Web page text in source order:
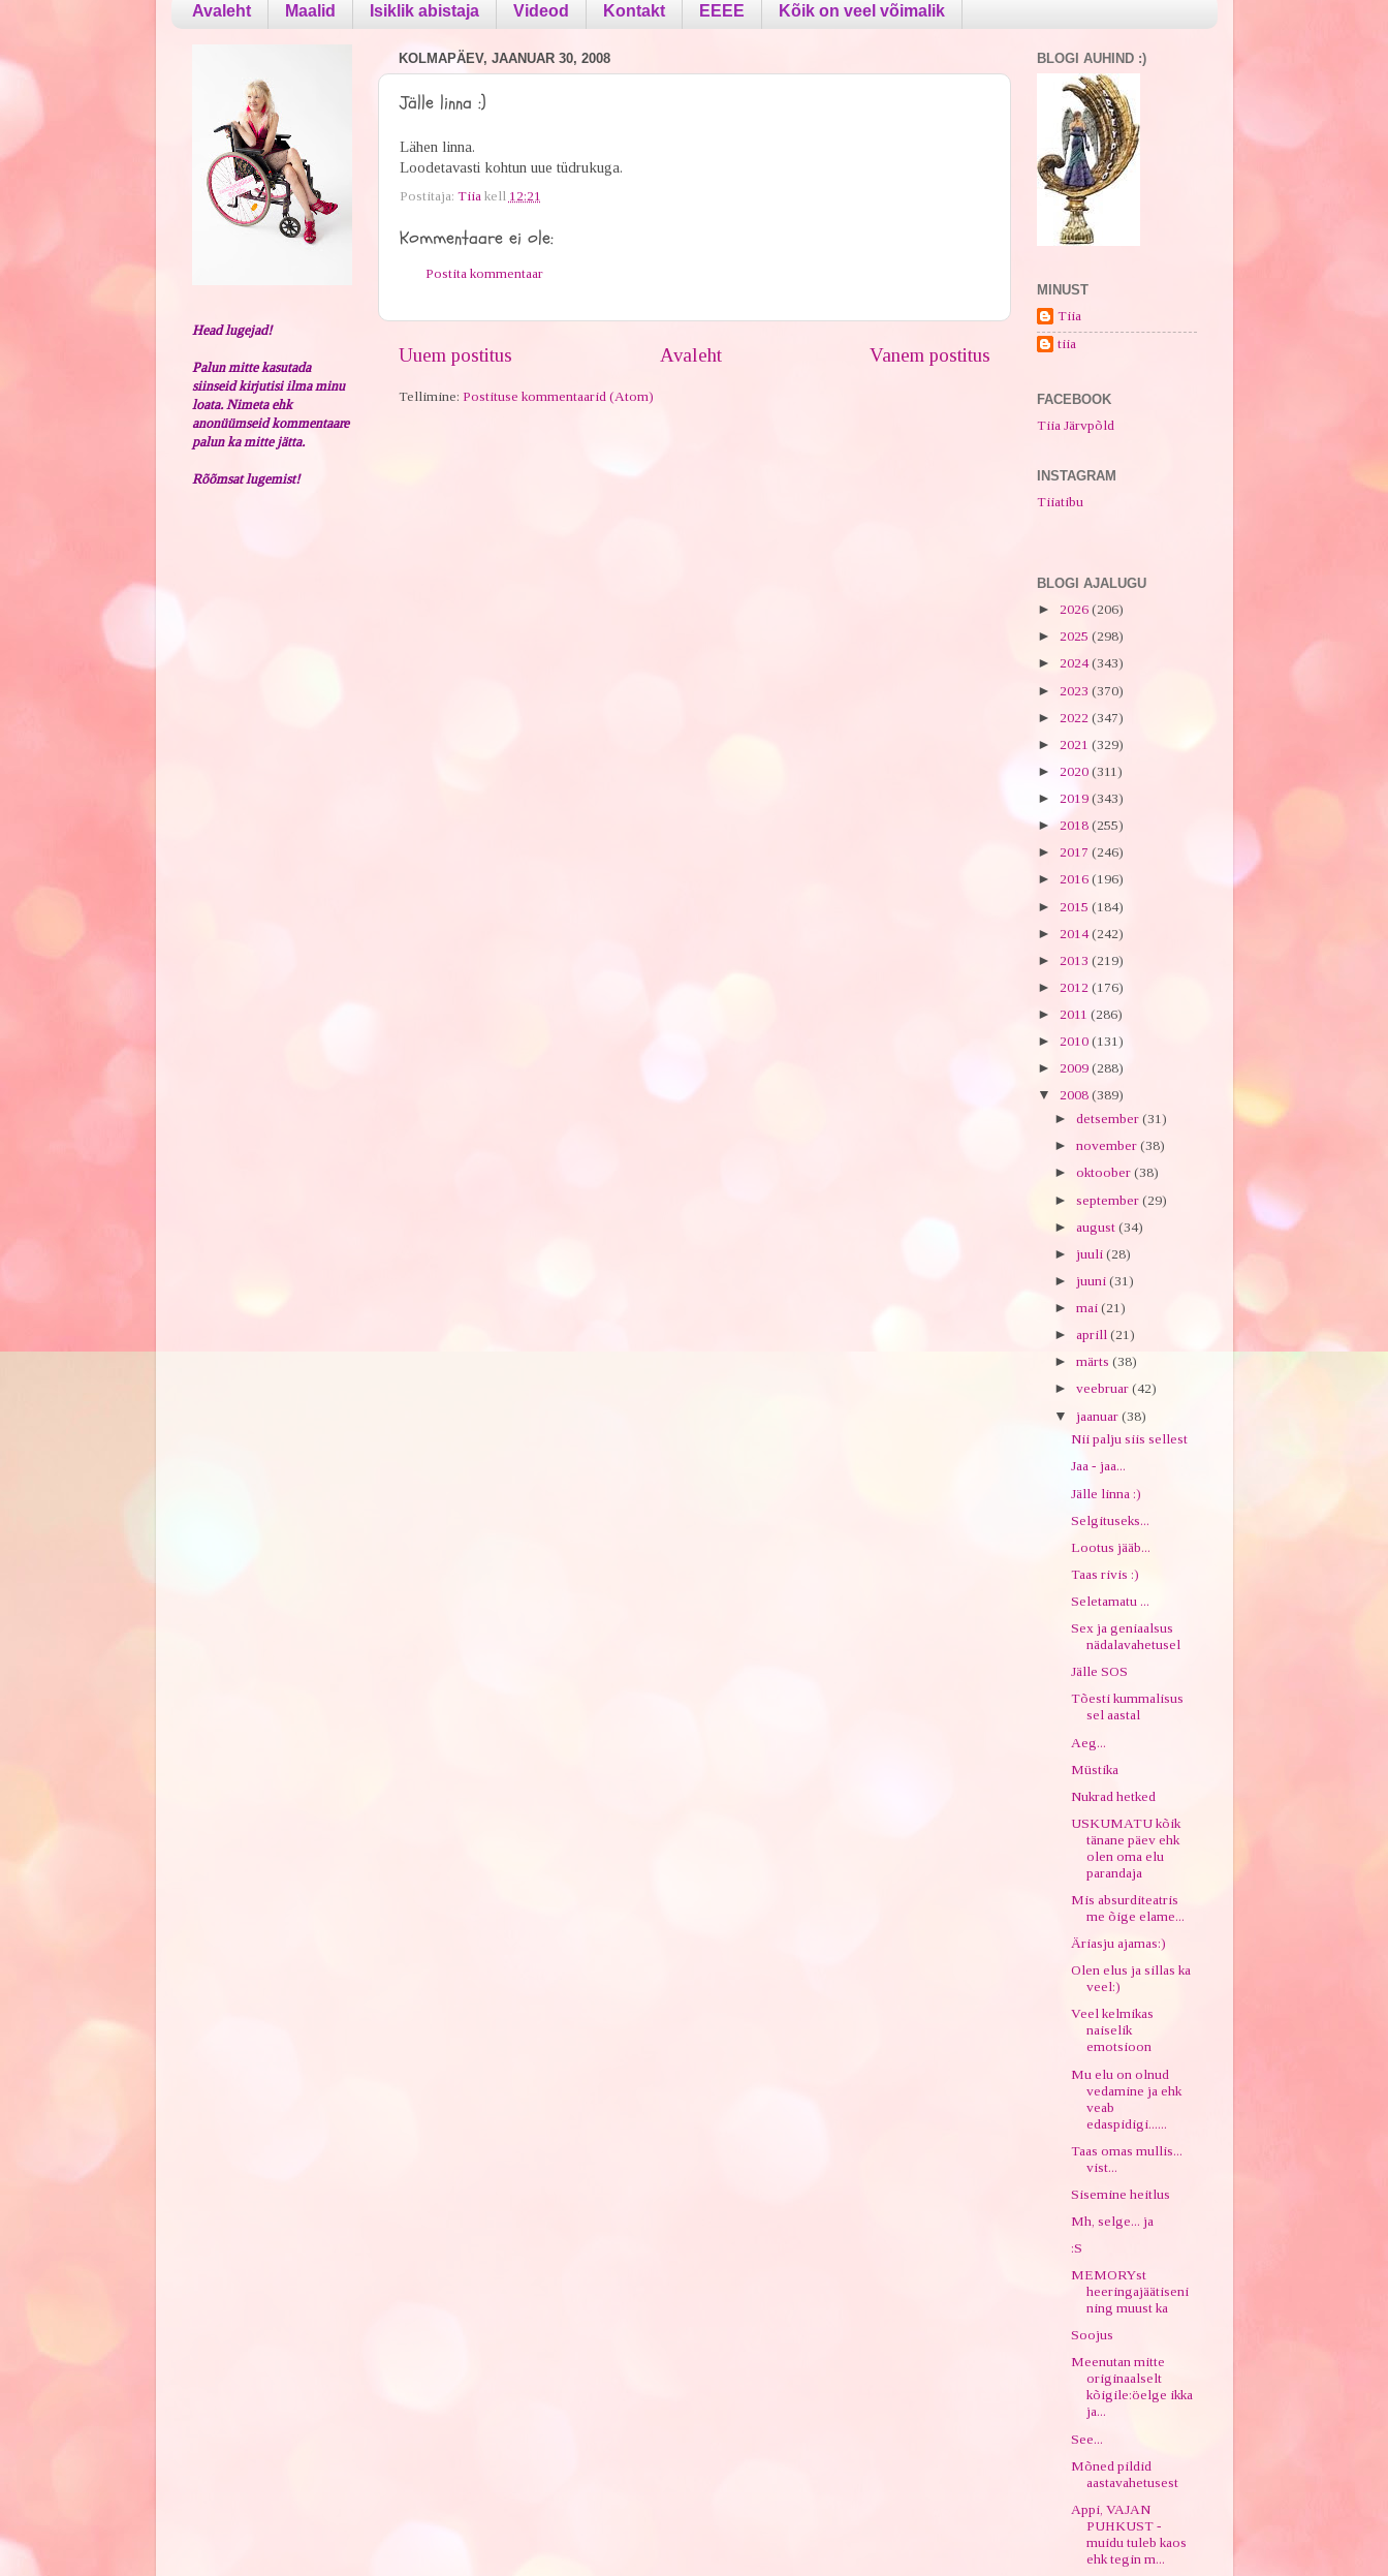
Avaleht Maalid Isiklik abistaja Videod Kontakt EEEE Kõik on veel võimalik
KOLMAPÄEV, JAANUAR 30, 2008
Jälle linna :)
Lähen linna.
Loodetavasti kohtun uue tüdrukuga.
Postitaja: Tiia kell 12:21
Kommentaare ei ole:
Postita kommentaar
Uuem postitus Vanem postitus
Avaleht
Tellimine: Postituse kommentaarid (Atom)
Head lugejad!
Palun mitte kasutada
siinseid kirjutisi ilma minu
loata. Nimeta ehk
anonüümseid kommentaare
palun ka mitte jätta.
Rõõmsat lugemist!
BLOGI AUHIND :)
MINUST
Tiia
tiia
FACEBOOK
Tiia Järvpõld
INSTAGRAM
Tiiatibu
BLOGI AJALUGU
► 2026 (206)
► 2025 (298)
► 2024(343)
► 2023 (370)
► 2022 (347)
► 2021 (329)
► 2020 (311)
► 2019 (343)
► 2018 (255)
► 2017 (246)
► 2016 (196)
► 2015 (184)
► 2014(242)
► 2013 (219)
► 2012 (176)
► 2011 (286)
► 2010 (131)
► 2009 (288)
▼ 2008 (389)
► detsember (31)
► november (38)
► oktoober (38)
► september (29)
► august (34)
► juuli (28)
► juuni (31)
► mai (21)
► aprill (21)
► märts (38)
► veebruar (42)
▼ jaanuar (38)
Nii palju siis sellest
Jaa - jaa...
Jälle linna :)
Selgituseks...
Lootus jääb...
Taas rivis :)
Seletamatu ...
Sex ja geniaalsus
nädalavahetusel
Jälle SOS
Tõesti kummalisus
sel aastal
Aeg...
Müstika
Nukrad hetked
USKUMATU kõik
tänane päev ehk
olen oma elu
parandaja
Mis absurditeatris
me õige elame...
Äriasju ajamas:)
Olen elus ja sillas ka
veel:)
Veel kelmikas
naiselik
emotsioon
Mu elu on olnud
vedamine ja ehk
veab
edaspidigi......
Taas omas mullis...
vist...
Sisemine heitlus
Mh, selge... ja
:S
MEMORYst
heeringajäätiseni
ning muust ka
Soojus
Meenutan mitte
originaalselt
kõigile:öelge ikka
ja...
See...
Mõned pildid
aastavahetusest
Appi, VAJAN
PUHKUST -
muidu tuleb kaos
ehk tegin m...